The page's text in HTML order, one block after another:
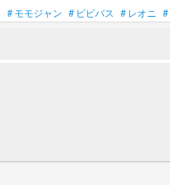
#モモジャン # ビビバス #レオニ #